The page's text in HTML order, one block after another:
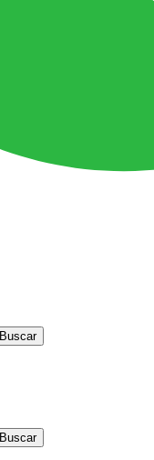
Buscar
Buscar